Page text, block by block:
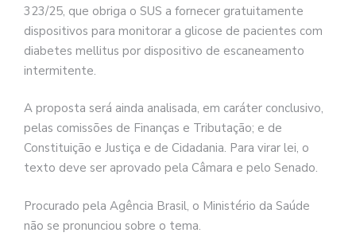
323/25, que obriga o SUS a fornecer gratuitamente
dispositivos para monitorar a glicose de pacientes com
diabetes mellitus por dispositivo de escaneamento
intermitente.
A proposta será ainda analisada, em caráter conclusivo,
pelas comissões de Finanças e Tributação; e de
Constituição e Justiça e de Cidadania. Para virar lei, o
texto deve ser aprovado pela Câmara e pelo Senado.
Procurado pela Agência Brasil, o Ministério da Saúde
não se pronunciou sobre o tema.